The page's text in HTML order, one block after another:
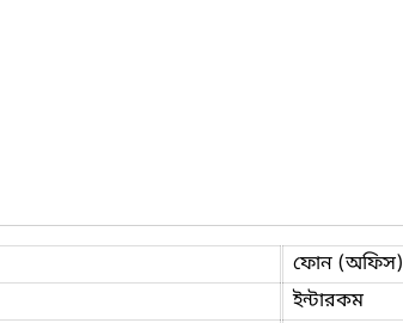
ফোন (অফিস)
ইন্টারকম